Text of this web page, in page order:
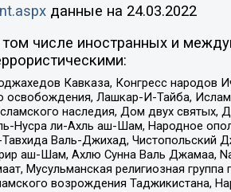
данные на 24.03.2022
числе иностранных и
Кавказа, Конгресс народов
освобождения, Лашкар-И-Тайба,
наследия, Дом двух
Нусра ли-Ахль аш-Шам, Народное
Валь-Джихад, Чистопольский
аш-Шам, Ахлю Сунна Валь Джамаа,
Мусульманская религиозная
возрождения Таджикистана,